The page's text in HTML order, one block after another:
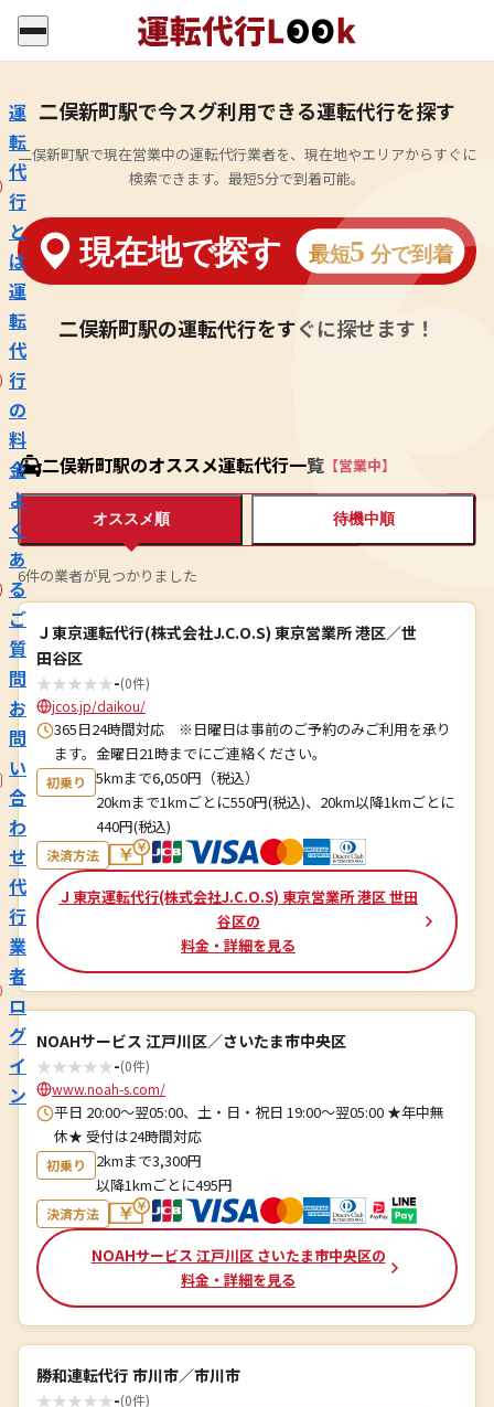
運
転
代
行
と
は
運
転
代
行
の
料
金
よ
く
あ
る
ご
質
問
お
問
い
合
わ
せ
代
行
業
者
ロ
グ
イ
ン
二俣新町駅で今スグ利用できる運転代行を探す
二俣新町駅で現在営業中の運転代行業者を、現在地やエリアからすぐに
検索できます。最短5分で到着可能。
二俣新町駅の運転代行をすぐに探せます！
二俣新町駅のオススメ運転代行一覧 【営業中】
オススメ順 待機中順
6件の業者が見つかりました
Ｊ東京運転代行(株式会社J.C.O.S) 東京営業所 港区／世
田谷区
★★★★★-(0件)
jcos.jp/daikou/
365日24時間対応 ※日曜日は事前のご予約のみご利用を承り
ます。金曜日21時までにご連絡ください。
初乗り
5kmまで6,050円（税込）
20kmまで1kmごとに550円(税込)、20km以降1kmごとに
440円(税込)
決済方法
Ｊ東京運転代行(株式会社J.C.O.S) 東京営業所 港区 世田
谷区の
料金・詳細を見る
NOAHサービス 江戸川区／さいたま市中央区
★★★★★-(0件)
www.noah-s.com/
平日 20:00～翌05:00、土・日・祝日 19:00～翌05:00 ★年中無
休★ 受付は24時間対応
初乗り
2kmまで3,300円
以降1kmごとに495円
決済方法
NOAHサービス 江戸川区 さいたま市中央区の
料金・詳細を見る
勝和連転代行 市川市／市川市
★★★★★-(0件)